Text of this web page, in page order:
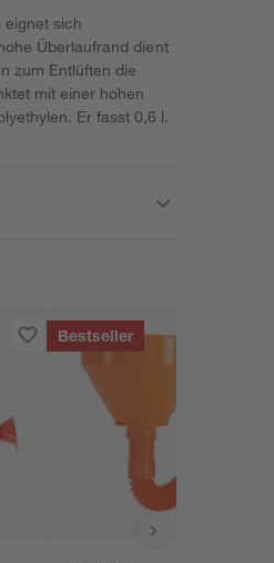
eignet sich
Überlaufrand dient
zum Entlüften die
mit einer hohen
Er fasst 0,6 l.
Bestseller